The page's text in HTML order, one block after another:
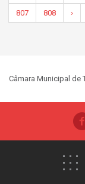
807 808 ›
Câmara Municipal de